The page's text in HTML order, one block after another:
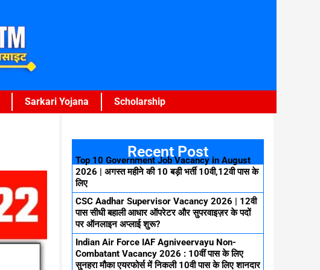
Sarkari Yojana Scholarship
Recent Post
Top 10 Government Job Vacancy in August
2026 | अगस्त महीने की 10 बड़ी भर्ती 10वी,12वी पास के
लिए
CSC Aadhar Supervisor Vacancy 2026 | 12वी
पास सीधी बहाली आधार ऑपरेटर और सुपरवाइज़र के पदों
पर ऑनलाइन अप्लाई शुरू?
Indian Air Force IAF Agniveervayu Non-
Combatant Vacancy 2026 : 10वीं पास के लिए
सुनहरा मौका एयरफोर्स में निकली 10वी पास के लिए शानदार